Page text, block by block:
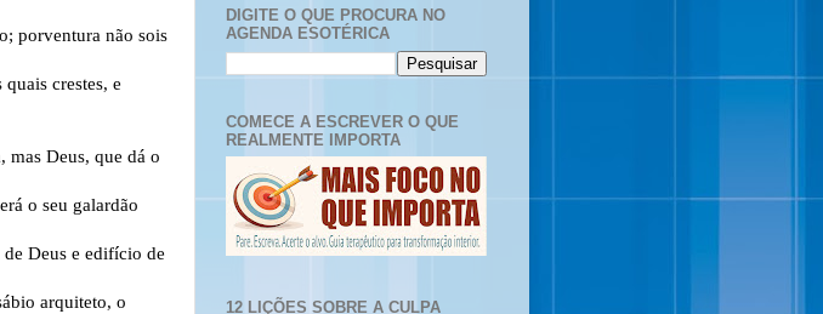
porventura não sois
crestes, e
mas Deus, que dá o
o seu galardão
Deus e edifício de
arquiteto, o
DIGITE O QUE PROCURA NO
AGENDA ESOTÉRICA
COMECE A ESCREVER O QUE
REALMENTE IMPORTA
12 LIÇÕES SOBRE A CULPA